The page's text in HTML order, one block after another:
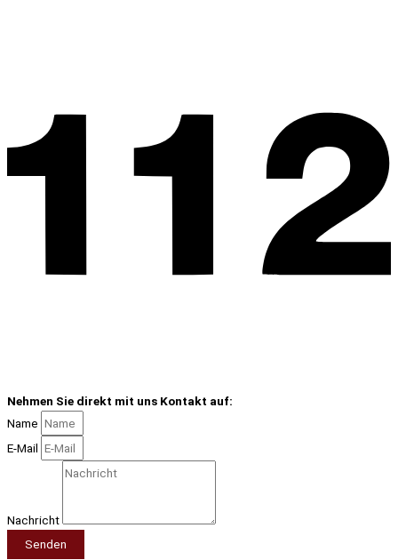
Nehmen Sie direkt mit uns Kontakt auf:
Name
E-Mail
Nachricht
Senden